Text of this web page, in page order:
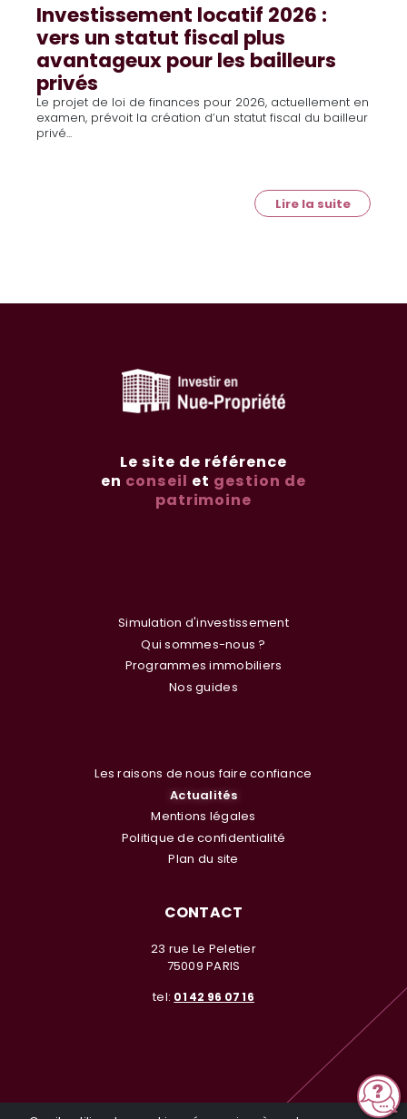
Investissement locatif 2026 :
vers un statut fiscal plus
avantageux pour les bailleurs
privés
Le projet de loi de finances pour 2026, actuellement en
examen, prévoit la création d’un statut fiscal du bailleur
privé...
Lire la suite
Le site de référence
en conseil et gestion de
patrimoine
Simulation d'investissement
Qui sommes-nous ?
Programmes immobiliers
Nos guides
Les raisons de nous faire confiance
Actualités
Mentions légales
Politique de confidentialité
Plan du site
CONTACT
23 rue Le Peletier
75009 PARIS
tel: 01 42 96 07 16
© Investir en Nue Propriété 2026. Tous droits réservés. Toute